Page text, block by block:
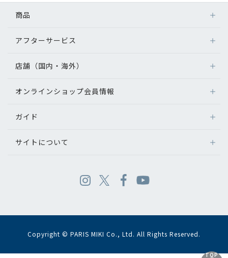
TOP
商品
アフターサービス
店舗（国内・海外）
オンラインショップ会員情報
ガイド
サイトについて
Copyright © PARIS MIKI Co., Ltd. All Rights Reserved.